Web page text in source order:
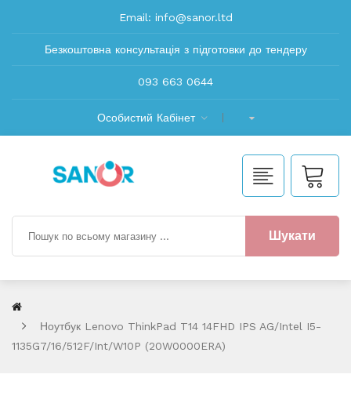
Email: info@sanor.ltd
Безкоштовна консультація з підготовки до тендеру
093 663 0644
Особистий Кабінет
Шукати
Ноутбук Lenovo ThinkPad T14 14FHD IPS AG/Intel I5-
1135G7/16/512F/int/W10P (20W0000ERA)